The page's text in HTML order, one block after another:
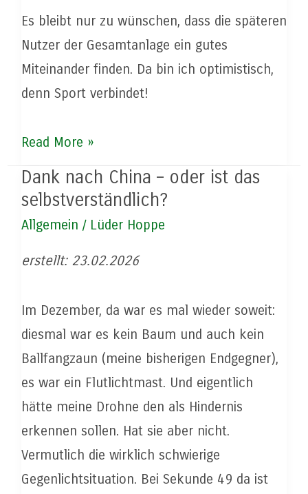
Es bleibt nur zu wünschen, dass die späteren
Nutzer der Gesamtanlage ein gutes
Miteinander finden. Da bin ich optimistisch,
denn Sport verbindet!
Endspurt
in
der
Read More »
Dank nach China – oder ist das
selbstverständlich?
Allgemein / Lüder Hoppe
erstellt: 23.02.2026
Im Dezember, da war es mal wieder soweit:
diesmal war es kein Baum und auch kein
Ballfangzaun (meine bisherigen Endgegner),
es war ein Flutlichtmast. Und eigentlich
hätte meine Drohne den als Hindernis
erkennen sollen. Hat sie aber nicht.
Vermutlich die wirklich schwierige
Gegenlichtsituation. Bei Sekunde 49 da ist